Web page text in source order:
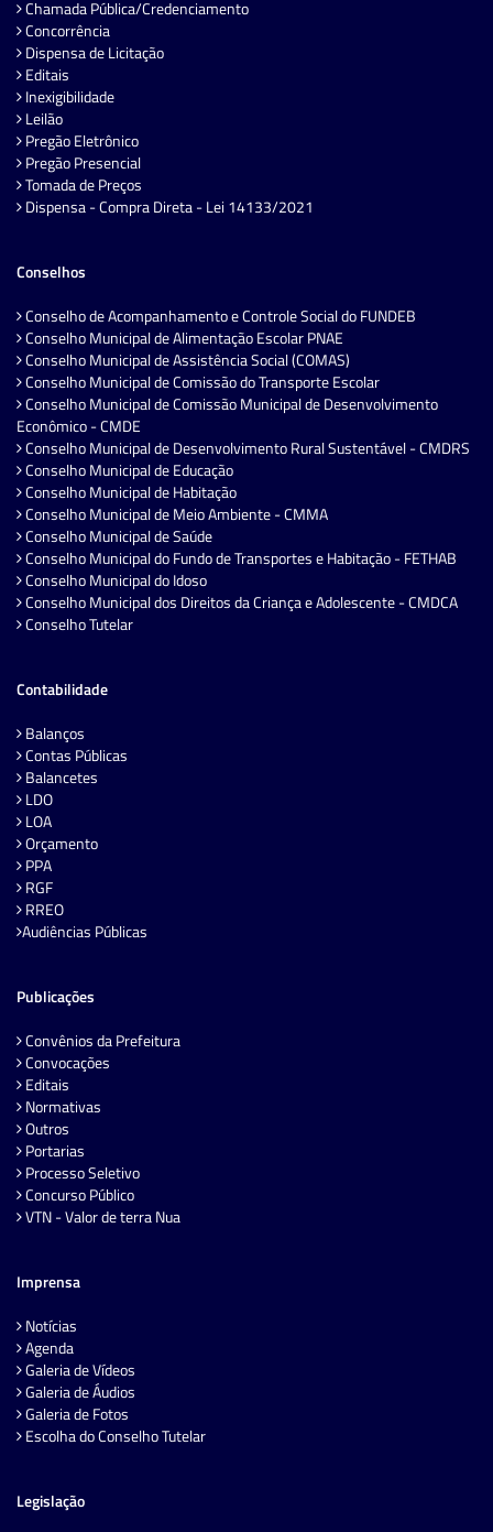
Chamada Pública/Credenciamento
Concorrência
Dispensa de Licitação
Editais
Inexigibilidade
Leilão
Pregão Eletrônico
Pregão Presencial
Tomada de Preços
Dispensa - Compra Direta - Lei 14133/2021
Conselhos
Conselho de Acompanhamento e Controle Social do FUNDEB
Conselho Municipal de Alimentação Escolar PNAE
Conselho Municipal de Assistência Social (COMAS)
Conselho Municipal de Comissão do Transporte Escolar
Conselho Municipal de Comissão Municipal de Desenvolvimento
Econômico - CMDE
Conselho Municipal de Desenvolvimento Rural Sustentável - CMDRS
Conselho Municipal de Educação
Conselho Municipal de Habitação
Conselho Municipal de Meio Ambiente - CMMA
Conselho Municipal de Saúde
Conselho Municipal do Fundo de Transportes e Habitação - FETHAB
Conselho Municipal do Idoso
Conselho Municipal dos Direitos da Criança e Adolescente - CMDCA
Conselho Tutelar
Contabilidade
Balanços
Contas Públicas
Balancetes
LDO
LOA
Orçamento
PPA
RGF
RREO
Audiências Públicas
Publicações
Convênios da Prefeitura
Convocações
Editais
Normativas
Outros
Portarias
Processo Seletivo
Concurso Público
VTN - Valor de terra Nua
Imprensa
Notícias
Agenda
Galeria de Vídeos
Galeria de Áudios
Galeria de Fotos
Escolha do Conselho Tutelar
Legislação